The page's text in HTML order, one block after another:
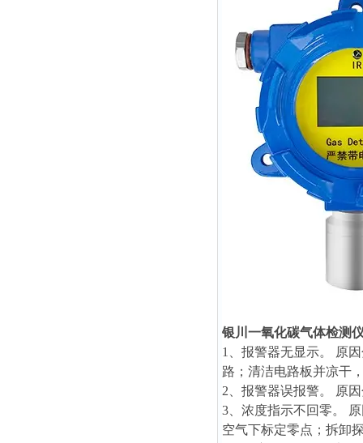
银川一氧化碳气体检测
1、报警器无显示。 原
路；清洁电路板并凉干
2、报警器误报警。 原
3、浓度指示不回零。
空气下标定零点；拆卸